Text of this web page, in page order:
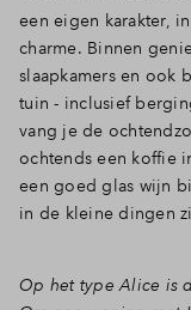
een eigen karakter,
charme. Binnen
slaapkamers en ook
tuin - inclusief
vang je de
ochtends een koffie
een goed glas wijn
in de kleine dingen
Op het type Alice is